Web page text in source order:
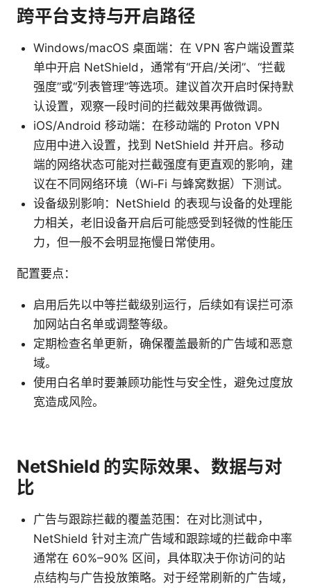
跨平台支持与开启路径
Windows/macOS 桌面端：在 VPN 客户端设置菜
单中开启 NetShield，通常有“开启/关闭”、“拦截
强度”或“列表管理”等选项。建议首次开启时保持默
认设置，观察一段时间的拦截效果再做微调。
iOS/Android 移动端：在移动端的 Proton VPN
应用中进入设置，找到 NetShield 并开启。移动
端的网络状态可能对拦截强度有更直观的影响，建
议在不同网络环境（Wi‑Fi 与蜂窝数据）下测试。
设备级别影响：NetShield 的表现与设备的处理能
力相关，老旧设备开启后可能感受到轻微的性能压
力，但一般不会明显拖慢日常使用。
配置要点：
启用后先以中等拦截级别运行，后续如有误拦可添
加网站白名单或调整等级。
定期检查名单更新，确保覆盖最新的广告域和恶意
域。
使用白名单时要兼顾功能性与安全性，避免过度放
宽造成风险。
NetShield 的实际效果、数据与对
比
广告与跟踪拦截的覆盖范围：在对比测试中，
NetShield 针对主流广告域和跟踪域的拦截命中率
通常在 60%–90% 区间，具体取决于你访问的站
点结构与广告投放策略。对于经常刷新的广告域，